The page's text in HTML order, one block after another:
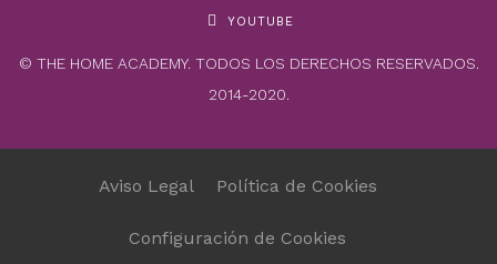
YOUTUBE
© THE HOME ACADEMY. TODOS LOS DERECHOS RESERVADOS.
2014-2020.
Aviso Legal Política de Cookies
Configuración de Cookies